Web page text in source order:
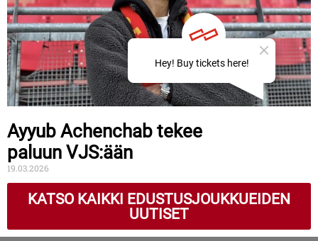
Ayyub Achenchab tekee
paluun VJS:ään
19.03.2026
KATSO KAIKKI EDUSTUSJOUKKUEIDEN
UUTISET